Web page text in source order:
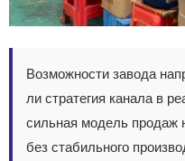
Возможности завода
ли стратегия канала в
сильная модель продаж
без стабильного